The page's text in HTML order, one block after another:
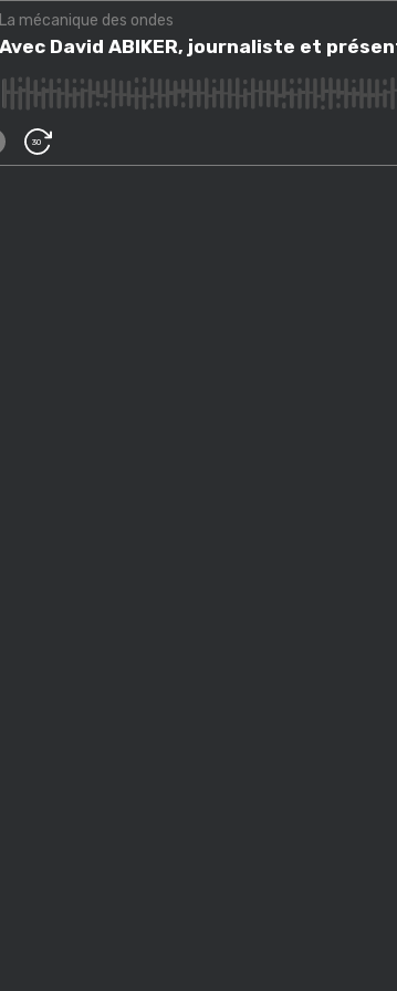
Avec David ABIKER, journaliste et présentateur
La mécanique des ondes
Avec David ABIKER, journaliste et
30